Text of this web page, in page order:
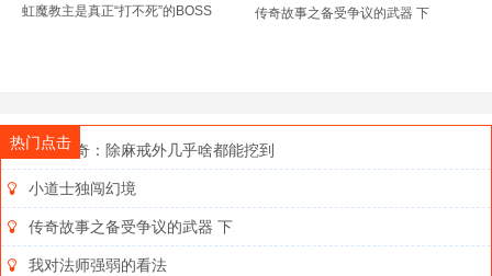
虹魔教主是真正“打不死”的BOSS 传奇故事之备受争议的武器 下
热门点击
中变传奇：除麻戒外几乎啥都能挖到
小道士独闯幻境
传奇故事之备受争议的武器 下
我对法师强弱的看法